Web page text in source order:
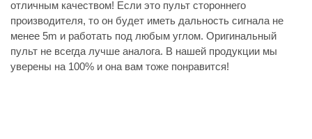
отличным качеством! Если это пульт стороннего
производителя, то он будет иметь дальность сигнала не
менее 5m и работать под любым углом. Оригинальный
пульт не всегда лучше аналога. В нашей продукции мы
уверены на 100% и она вам тоже понравится!